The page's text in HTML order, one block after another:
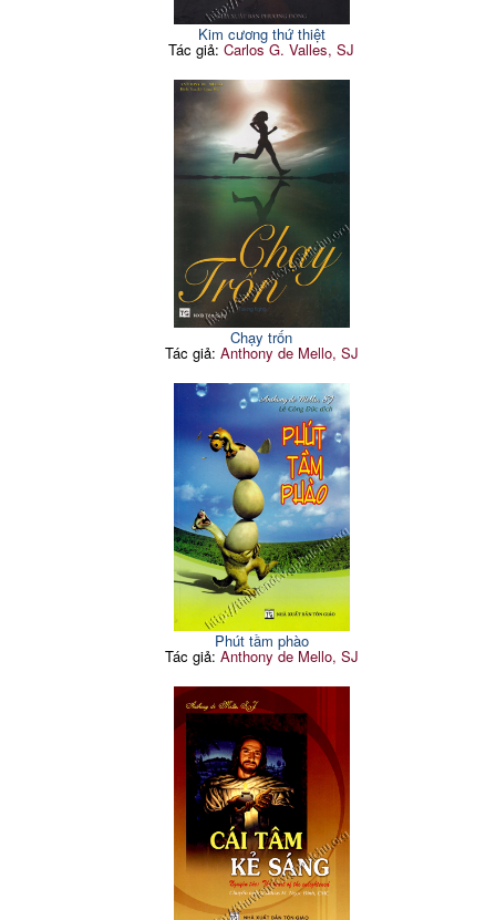
Kim cương thứ thiệt
Tác giả:Carlos G. Valles, SJ
Chạy trốn
Tác giả: Anthony de Mello, SJ
Phút tầm phào
Tác giả: Anthony de Mello, SJ